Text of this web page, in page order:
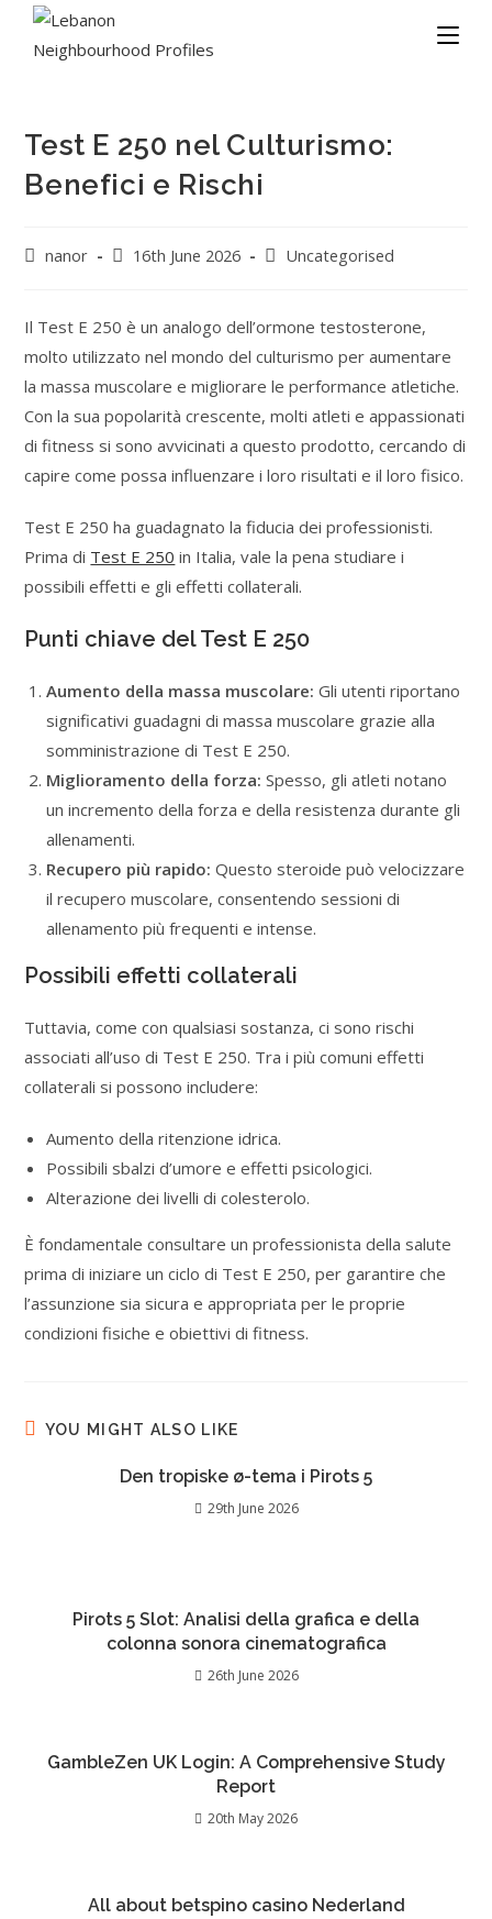
Test E 250 nel Culturismo:
Benefici e Rischi
nanor 16th June 2026 Uncategorised
Il Test E 250 è un analogo dell’ormone testosterone,
molto utilizzato nel mondo del culturismo per aumentare
la massa muscolare e migliorare le performance atletiche.
Con la sua popolarità crescente, molti atleti e appassionati
di fitness si sono avvicinati a questo prodotto, cercando di
capire come possa influenzare i loro risultati e il loro fisico.
Test E 250 ha guadagnato la fiducia dei professionisti.
Prima di Test E 250 in Italia, vale la pena studiare i
possibili effetti e gli effetti collaterali.
Punti chiave del Test E 250
Aumento della massa muscolare: Gli utenti riportano
significativi guadagni di massa muscolare grazie alla
somministrazione di Test E 250.
Miglioramento della forza: Spesso, gli atleti notano
un incremento della forza e della resistenza durante gli
allenamenti.
Recupero più rapido: Questo steroide può velocizzare
il recupero muscolare, consentendo sessioni di
allenamento più frequenti e intense.
Possibili effetti collaterali
Tuttavia, come con qualsiasi sostanza, ci sono rischi
associati all’uso di Test E 250. Tra i più comuni effetti
collaterali si possono includere:
Aumento della ritenzione idrica.
Possibili sbalzi d’umore e effetti psicologici.
Alterazione dei livelli di colesterolo.
È fondamentale consultare un professionista della salute
prima di iniziare un ciclo di Test E 250, per garantire che
l’assunzione sia sicura e appropriata per le proprie
condizioni fisiche e obiettivi di fitness.
YOU MIGHT ALSO LIKE
Den tropiske ø-tema i Pirots 5
29th June 2026
Pirots 5 Slot: Analisi della grafica e della
colonna sonora cinematografica
26th June 2026
GambleZen UK Login: A Comprehensive Study
Report
20th May 2026
All about betspino casino Nederland